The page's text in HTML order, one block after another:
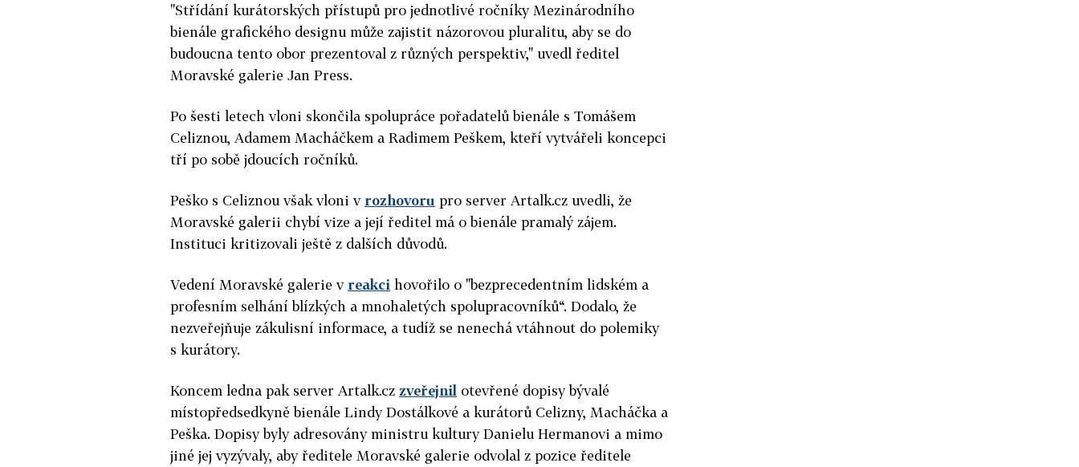
"Střídání kurátorských přístupů pro jednotlivé ročníky Mezinárodního
bienále grafického designu může zajistit názorovou pluralitu, aby se do
budoucna tento obor prezentoval z různých perspektiv," uvedl ředitel
Moravské galerie Jan Press.
Po šesti letech vloni skončila spolupráce pořadatelů bienále s Tomášem
Celiznou, Adamem Macháčkem a Radimem Peškem, kteří vytvářeli koncepci
tří po sobě jdoucích ročníků.
Peško s Celiznou však vloni v rozhovoru pro server Artalk.cz uvedli, že
Moravské galerii chybí vize a její ředitel má o bienále pramalý zájem.
Instituci kritizovali ještě z dalších důvodů.
Vedení Moravské galerie v reakci hovořilo o "bezprecedentním lidském a
profesním selhání blízkých a mnohaletých spolupracovníků“. Dodalo, že
nezveřejňuje zákulisní informace, a tudíž se nenechá vtáhnout do polemiky
s kurátory.
Koncem ledna pak server Artalk.cz zveřejnil otevřené dopisy bývalé
místopředsedkyně bienále Lindy Dostálkové a kurátorů Celizny, Macháčka a
Peška. Dopisy byly adresovány ministru kultury Danielu Hermanovi a mimo
jiné jej vyzývaly, aby ředitele Moravské galerie odvolal z pozice ředitele